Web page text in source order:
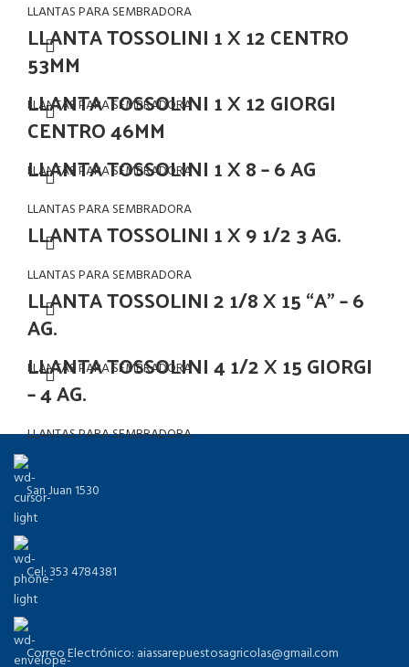
LLANTAS PARA SEMBRADORA
LLANTA TOSSOLINI 1 X 12 CENTRO
53MM
LLANTAS PARA SEMBRADORA
LLANTA TOSSOLINI 1 X 12 GIORGI
CENTRO 46MM
LLANTAS PARA SEMBRADORA
LLANTA TOSSOLINI 1 X 8 – 6 AG
LLANTAS PARA SEMBRADORA
LLANTA TOSSOLINI 1 X 9 1/2 3 AG.
LLANTAS PARA SEMBRADORA
LLANTA TOSSOLINI 2 1/8 X 15 “A” – 6
AG.
LLANTAS PARA SEMBRADORA
LLANTA TOSSOLINI 4 1/2 X 15 GIORGI
– 4 AG.
LLANTAS PARA SEMBRADORA
San Juan 1530
Cel: 353 4784381
Correo Electrónico: aiassarepuestosagricolas@gmail.com